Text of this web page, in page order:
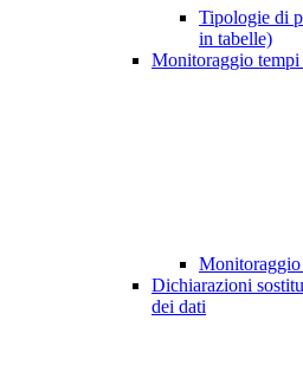
Tipologie di
in tabelle)
Monitoraggio tempi
Dichiarazioni
dei dati